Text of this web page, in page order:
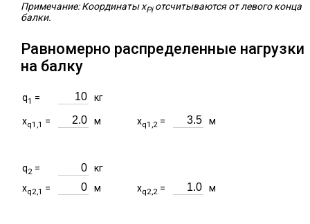
Примечание: Координаты xPiотсчитываются от левого конца
балки.
Равномерно распределенные нагрузки
на балку
q1 = кг
xq1,1 = м xq1,2 = м
q2 =
кг
xq2,1 = м xq2,2 = м